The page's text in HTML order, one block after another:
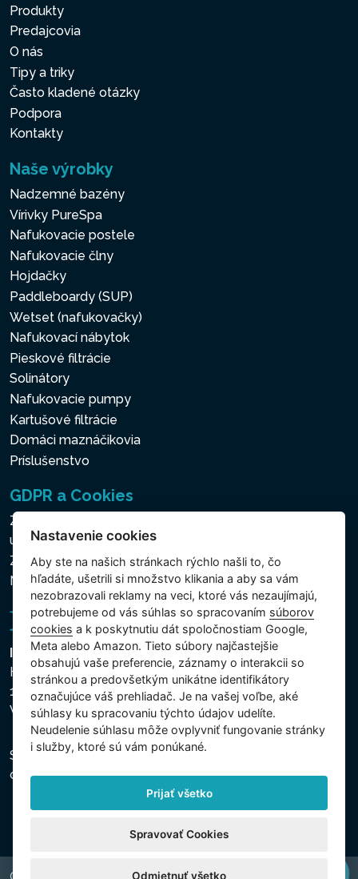
Produkty
Predajcovia
O nás
Tipy a triky
Často kladené otázky
Podpora
Kontakty
Naše výrobky
Nadzemné bazény
Vírivky PureSpa
Nafukovacie postele
Nafukovacie člny
Hojdačky
Paddleboardy (SUP)
Wetset (nafukovačky)
Nafukovací nábytok
Pieskové filtrácie
Solinátory
Nafukovacie pumpy
Kartušové filtrácie
Domáci maznáčikovia
Príslušenstvo
GDPR a Cookies
Zásady ochrany osobných a ďalších spracovávaných
údajov
Zásady používania súborov cookies
Nastavenie cookies
Intex Trading, s.r.o.
Hradecká 2526/3
130 00 Praha 3
Vinohrady - Česká republika
Spoločnosť je zapísaná na Mestskom súde v Prahe,
oddiel C, vložka 74759, IČO 26150808, DIČ CZ26150808.
Nastavenie cookies
Aby ste na našich stránkach rýchlo našli to, čo
hľadáte, ušetrili si množstvo klikania a aby sa vám
nezobrazovali reklamy na veci, ktoré vás nezaujímajú,
potrebujeme od vás súhlas so spracovaním súborov
cookies a k poskytnutiu dát spoločnostiam Google,
Meta alebo Amazon. Tieto súbory najčastejšie
obsahujú vaše preferencie, záznamy o interakcii so
stránkou a predovšetkým unikátne identifikátory
označujúce váš prehliadač. Je na vašej voľbe, aké
súhlasy ku spracovaniu týchto údajov udelíte.
Neudelenie súhlasu mȏže ovplyvniť fungovanie stránky
i služby, ktoré sú vám ponúkané.
Prijať všetko
Spravovať Cookies
Odmietnuť všetko